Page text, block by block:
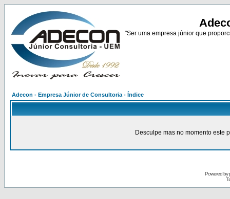
"Ser uma empresa júnior que
Adecon - Empresa Júnior de Consultoria - Índice
Desculpe mas no momento este
Powered by